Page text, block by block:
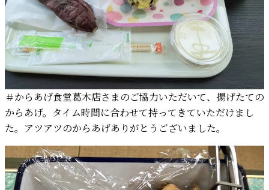
＃からあげ食堂葛木店さまのご協力いただいて、揚げたての
からあげ。タイム時間に合わせて持ってきていただけまし
た。アツアツのからあげありがとうございました。